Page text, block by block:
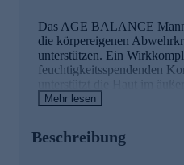
Das AGE BALANCE
die körpereigenen
unterstützen. Ein
feuchtigkeitsspendenden
unterstützt die Haut im
vor Infektionen. Es fördert
Intimpflege-Gel stärkt
Mehr lesen
Beschreibung